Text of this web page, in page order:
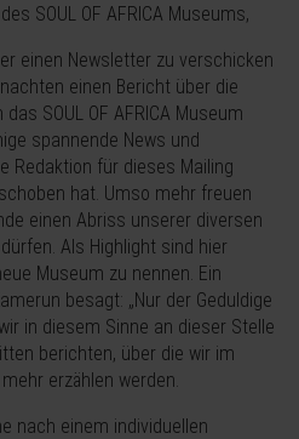
SOUL OF AFRICA Museums,
einen Newsletter zu verschicken
einen Bericht über die
SOUL OF AFRICA Museum
spannende News und
Redaktion für dieses Mailing
hat. Umso mehr freuen
einen Abriss unserer diversen
Als Highlight sind hier
Museum zu nennen. Ein
besagt: „Nur der Geduldige
in diesem Sinne an dieser Stelle
berichten, über die wir im
erzählen werden.
nach einem individuellen